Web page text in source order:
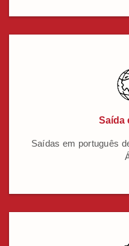
Saída
Saídas em português